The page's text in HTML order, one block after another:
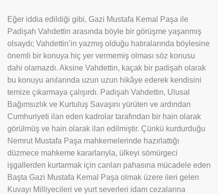
Eğer iddia edildiği gibi, Gazi Mustafa Kemal Paşa ile
Padişah Vahdettin arasında böyle bir görüşme yaşanmış
olsaydı; Vahdettin’in yazmış olduğu hatıralarında böylesine
önemli bir konuya hiç yer vermemiş olması söz konusu
dahi olamazdı. Aksine Vahdettin, kaçak bir padişah olarak
bu konuyu anılarında uzun uzun hikâye ederek kendisini
temize çıkarmaya çalışırdı. Padişah Vahdettin, Ulusal
Bağımsızlık ve Kurtuluş Savaşını yürüten ve ardından
Cumhuriyeti ilan eden kadrolar tarafından bir hain olarak
görülmüş ve hain olarak ilan edilmiştir. Çünkü kurdurduğu
Nemrut Mustafa Paşa mahkemelerinde hazırlattığı
düzmece mahkeme kararlarıyla, ülkeyi sömürgeci
işgallerden kurtarmak için canları pahasına mücadele eden
Başta Gazi Mustafa Kemal Paşa olmak üzere ileri gelen
Kuvayı Milliyecileri ve yurt severleri idam cezalarına